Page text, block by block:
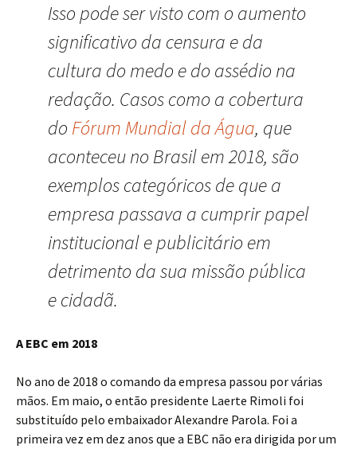
Isso pode ser visto com o aumento
significativo da censura e da
cultura do medo e do assédio na
redação. Casos como a cobertura
do Fórum Mundial da Água, que
aconteceu no Brasil em 2018, são
exemplos categóricos de que a
empresa passava a cumprir papel
institucional e publicitário em
detrimento da sua missão pública
e cidadã.
A EBC em 2018
No ano de 2018 o comando da empresa passou por várias
mãos. Em maio, o então presidente Laerte Rimoli foi
substituído pelo embaixador Alexandre Parola. Foi a
primeira vez em dez anos que a EBC não era dirigida por um